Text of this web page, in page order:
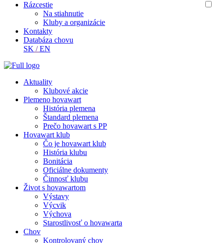
Rázcestie
Na stiahnutie
Kluby a organizácie
Kontakty
Databáza chovu
SK /EN
Aktuality
Klubové akcie
Plemeno hovawart
História plemena
Štandard plemena
Prečo hovawart s PP
Hovawart klub
Čo je hovawart klub
História klubu
Bonitácia
Oficiálne dokumenty
Činnosť klubu
Život s hovawartom
Výstavy
Výcvik
Výchova
Starostlivosť o hovawarta
Chov
Kontrolovaný chov